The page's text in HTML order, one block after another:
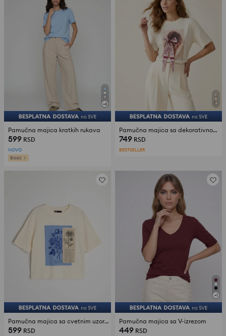
+6
Pamučna majica kratkih rukava
599 RSD
NOVO
Basic
Pamučna majica sa dekorativnom mašnom
749 RSD
BESTSELLER
Pamučna majica sa cvetnim uzorkom
599 RSD
+1
Pamučna majica sa V-izrezom
449 RSD